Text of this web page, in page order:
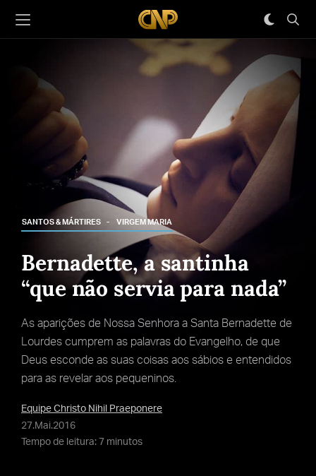
SANTOS & MÁRTIRES VIRGEM MARIA
Bernadette, a santinha
“que não servia para nada”
As aparições de Nossa Senhora a Santa Bernadette de
Lourdes cumprem as palavras do Evangelho, de que
Deus esconde as suas coisas aos sábios e entendidos
para as revelar aos pequeninos.
Equipe Christo Nihil Praeponere
27.Mai.2016
Tempo de leitura: 7 minutos